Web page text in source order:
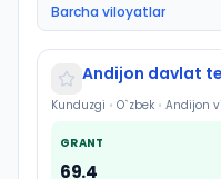
Andijon davlat
Kunduzgi • O`zbek • Andijon
GRANT
69.4